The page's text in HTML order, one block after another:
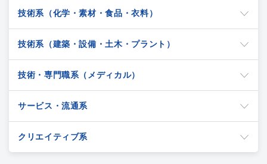
技術系（化学・素材・食品・衣料）
技術系（建築・設備・土木・プラント）
技術・専門職系（メディカル）
サービス・流通系
クリエイティブ系